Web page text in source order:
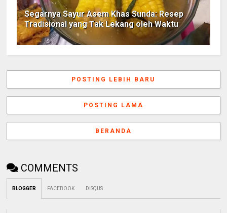
Segarnya Sayur Asem Khas Sunda: Resep
Tradisional yang Tak Lekang oleh Waktu
POSTING LEBIH BARU
POSTING LAMA
BERANDA
COMMENTS
BLOGGER FACEBOOK DISQUS